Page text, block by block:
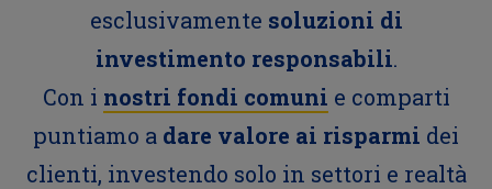
esclusivamente soluzioni di
investimento responsabili.
Con i nostri fondi comuni e comparti
puntiamo a dare valore ai risparmi dei
clienti, investendo solo in settori e realtà